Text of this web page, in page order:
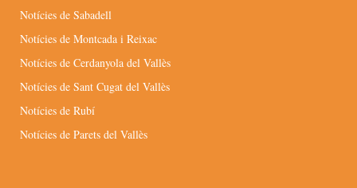
Notícies de Sabadell
Notícies de Montcada i Reixac
Notícies de Cerdanyola del Vallès
Notícies de Sant Cugat del Vallès
Notícies de Rubí
Notícies de Parets del Vallès